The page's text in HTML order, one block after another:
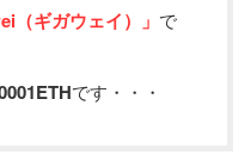
（ギガウェイ）」 で
です・・・